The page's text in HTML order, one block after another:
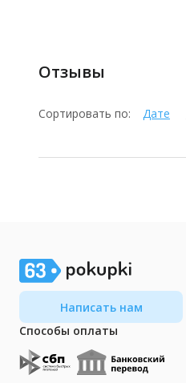
Отзывы
Сортировать по: Дате
Написать нам
Способы оплаты